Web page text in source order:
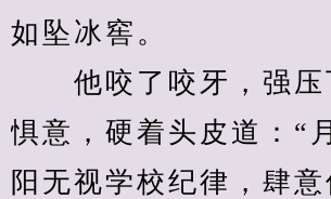
如坠冰窖。
他咬了咬牙，强压
惧意，硬着头皮道：“
阳无视学校纪律，肆